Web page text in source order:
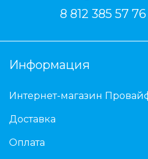
8 812 385 57 76
Информация
Интернет-магазин
Доставка
Оплата